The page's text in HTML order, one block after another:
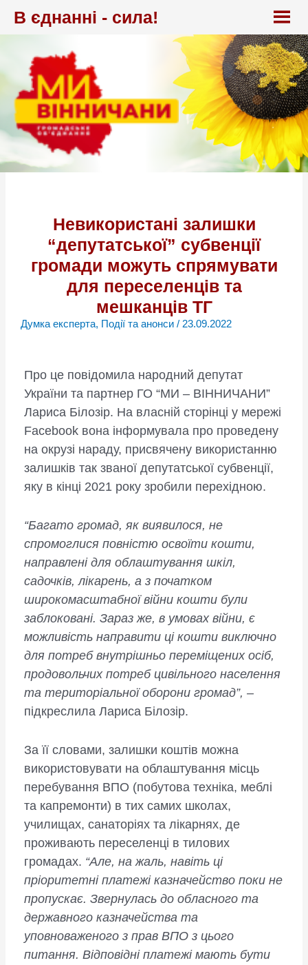
В єднанні - сила!
Невикористані залишки
“депутатської” субвенції
громади можуть спрямувати
для переселенців та
мешканців ТГ
Думка експерта, Події та анонси/ 23.09.2022
Про це повідомила народний депутат
України та партнер ГО “МИ – ВІННИЧАНИ”
Лариса Білозір. На власній сторінці у мережі
Facebook вона інформувала про проведену
на окрузі нараду, присвячену використанню
залишків так званої депутатської субвенції,
яку в кінці 2021 року зробили перехідною.
“Багато громад, як виявилося, не
спромоглися повністю освоїти кошти,
направлені для облаштування шкіл,
садочків, лікарень, а з початком
широкомасштабної війни кошти були
заблоковані. Зараз же, в умовах війни, є
можливість направити ці кошти виключно
для потреб внутрішньо переміщених осіб,
продовольчих потреб цивільного населення
та територіальної оборони громад”, –
підкреслила Лариса Білозір.
За її словами, залишки коштів можна
використовувати на облаштування місць
перебування ВПО (побутова техніка, меблі
та капремонти) в тих самих школах,
училищах, санаторіях та лікарнях, де
проживають переселенці в тилових
громадах. “Але, на жаль, навіть ці
пріоритетні платежі казначейство поки не
пропускає. Звернулась до обласного та
державного казначейства та
уповноваженого з прав ВПО з цього
питання. Відповідні платежі мають бути